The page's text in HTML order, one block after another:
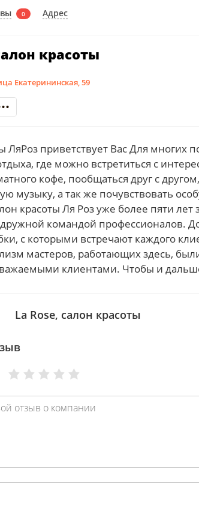
0 Адрес
красоты
Екатерининская, 59
ЛяРоз приветствует Вас Для многих
где можно встретиться с
кофе, пообщаться друг с
музыку, а так же почувствовать
красоты Ля Роз уже более пяти лет
командой профессионалов.
с которыми встречают каждого
мастеров, работающих здесь,
клиентами. Чтобы и
La Rose, салон красоты
Отлично
Хорошо